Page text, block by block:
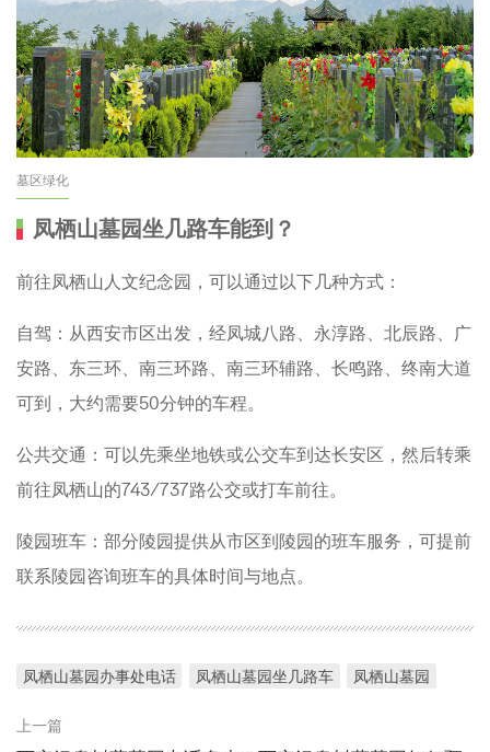
墓区绿化
凤栖山墓园坐几路车能到？
前往凤栖山人文纪念园，可以通过以下几种方式：
自驾：从西安市区出发，经凤城八路、永淳路、北辰路、广
安路、东三环、南三环路、南三环辅路、长鸣路、终南大道
可到，大约需要50分钟的车程。
公共交通：可以先乘坐地铁或公交车到达长安区，然后转乘
前往凤栖山的743/737路公交或打车前往。
陵园班车：部分陵园提供从市区到陵园的班车服务，可提前
联系陵园咨询班车的具体时间与地点。
凤栖山墓园办事处电话 凤栖山墓园坐几路车 凤栖山墓园
上一篇